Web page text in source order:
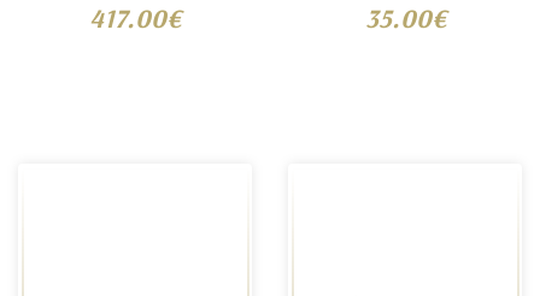
417.00€ 35.00€